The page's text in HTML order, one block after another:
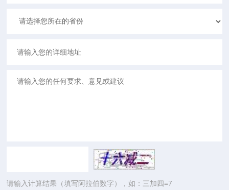
请输入计算结果（填写阿拉伯数字），如：三加四=7